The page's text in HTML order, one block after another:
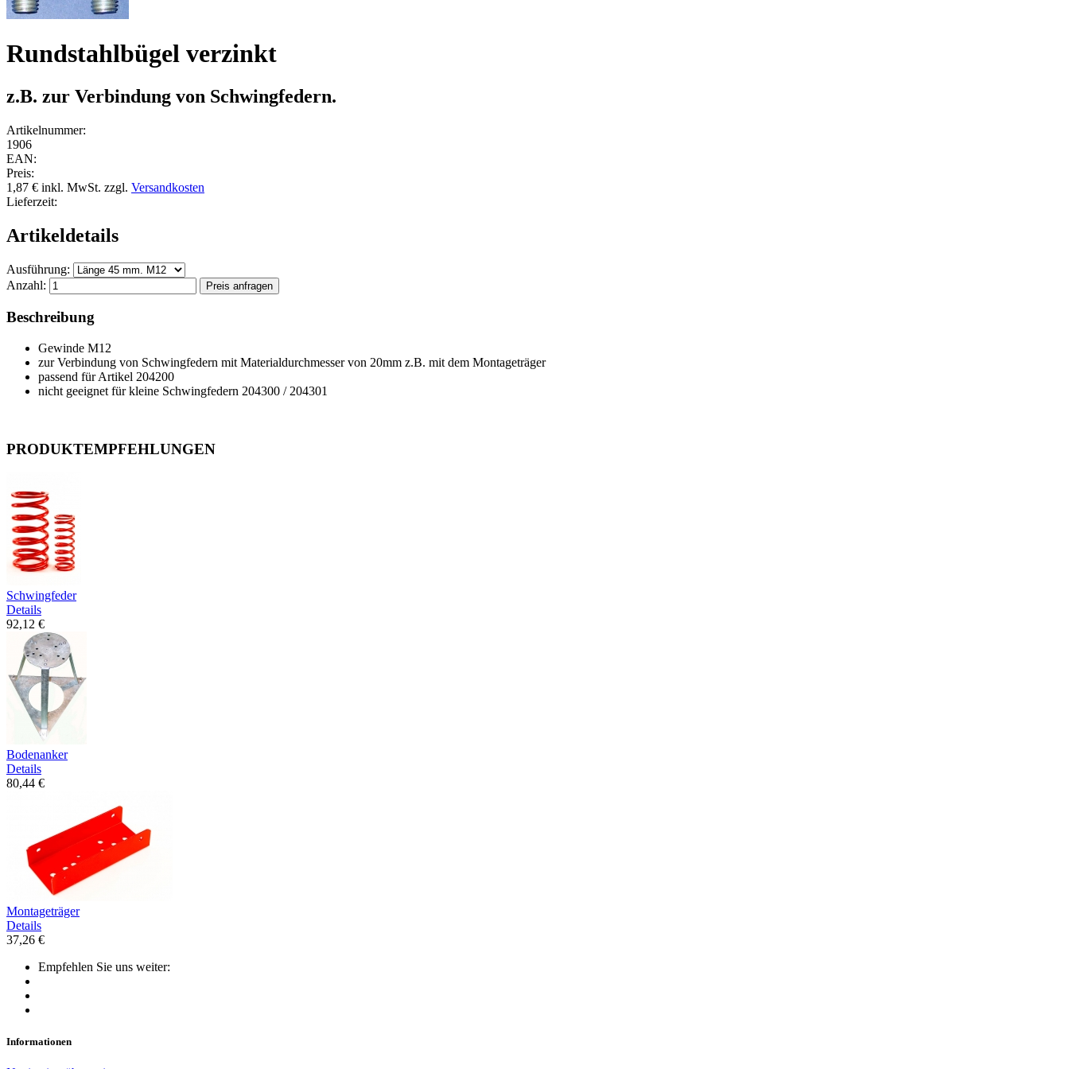
Rundstahlbügel verzinkt
z.B. zur Verbindung von Schwingfedern.
Artikelnummer:
1906
EAN:
Preis:
1,87 € inkl. MwSt. zzgl. Versandkosten
Lieferzeit:
Artikeldetails
Ausführung:
Anzahl:
Beschreibung
Gewinde M12
zur Verbindung von Schwingfedern mit Materialdurchmesser von 20mm z.B. mit dem Montageträger
passend für Artikel 204200
nicht geeignet für kleine Schwingfedern 204300 / 204301
PRODUKTEMPFEHLUNGEN
Schwingfeder
Details
92,12 €
Bodenanker
Details
80,44 €
Montageträger
Details
37,26 €
Empfehlen Sie uns weiter:
Informationen